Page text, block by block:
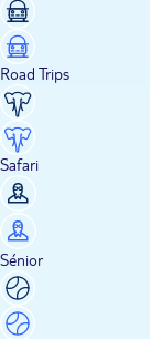
Road Trips
Safari
Sénior